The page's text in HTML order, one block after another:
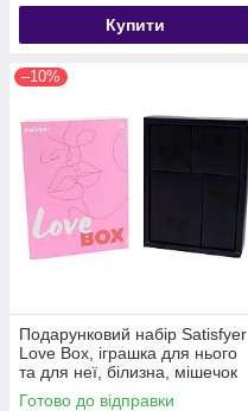
Купити
–10%
Подарунковий набір Satisfyer
Love Box, іграшка для нього
та для неї, білизна, мішечок
для зберігання - SO8791
Готово до відправки